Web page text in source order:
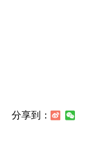
分享到：